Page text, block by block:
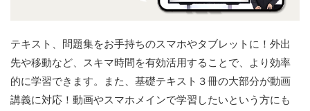
テキスト、問題集をお手持ちのスマホやタブレットに！外出
先や移動など、スキマ時間を有効活用することで、より効率
的に学習できます。また、基礎テキスト３冊の大部分が動画
講義に対応！動画やスマホメインで学習したいという方にも